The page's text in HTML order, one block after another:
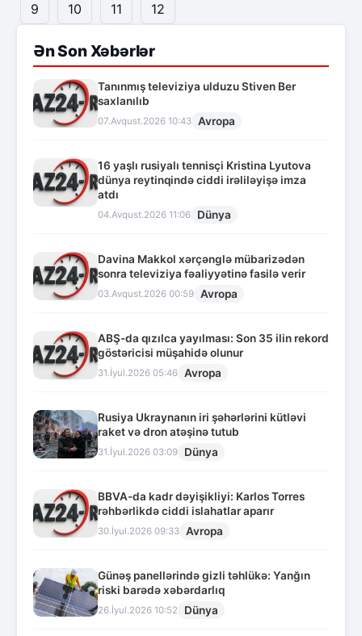
9
10 11 12
Ən Son Xəbərlər
Tanınmış televiziya ulduzu Stiven Ber
saxlanılıb
07.Avqust.2026 10:43 Avropa
16 yaşlı rusiyalı tennisçi Kristina Lyutova
dünya reytinqində ciddi irəliləyişə imza
atdı
04.Avqust.2026 11:06 Dünya
Davina Makkol xərçənglə mübarizədən
sonra televiziya fəaliyyətinə fasilə verir
03.Avqust.2026 00:59 Avropa
ABŞ-da qızılca yayılması: Son 35 ilin rekord
göstəricisi müşahidə olunur
31.İyul.2026 05:46 Avropa
Rusiya Ukraynanın iri şəhərlərini kütləvi
raket və dron atəşinə tutub
31.İyul.2026 03:09 Dünya
BBVA-da kadr dəyişikliyi: Karlos Torres
rəhbərlikdə ciddi islahatlar aparır
30.İyul.2026 09:33 Avropa
Günəş panellərində gizli təhlükə: Yanğın
riski barədə xəbərdarlıq
26.İyul.2026 10:52 Dünya